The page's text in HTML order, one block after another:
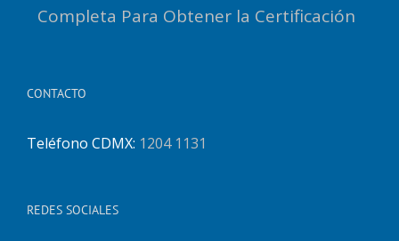
Completa Para Obtener la Certificación
CONTACTO
Teléfono CDMX: 1204 1131
REDES SOCIALES